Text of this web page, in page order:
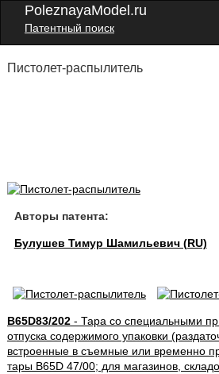
PoleznayaModel.ru
Патентный поиск
Пистолет-распылитель
Авторы патента:
Булушев Тимур Шамильевич (RU)
B65D83/202- Тара со специальными
отпуска содержимого упаковки
встроенные в съемные или временно
тары B65D 47/00; для магазинов,